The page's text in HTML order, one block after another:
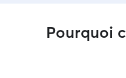
Pourquoi